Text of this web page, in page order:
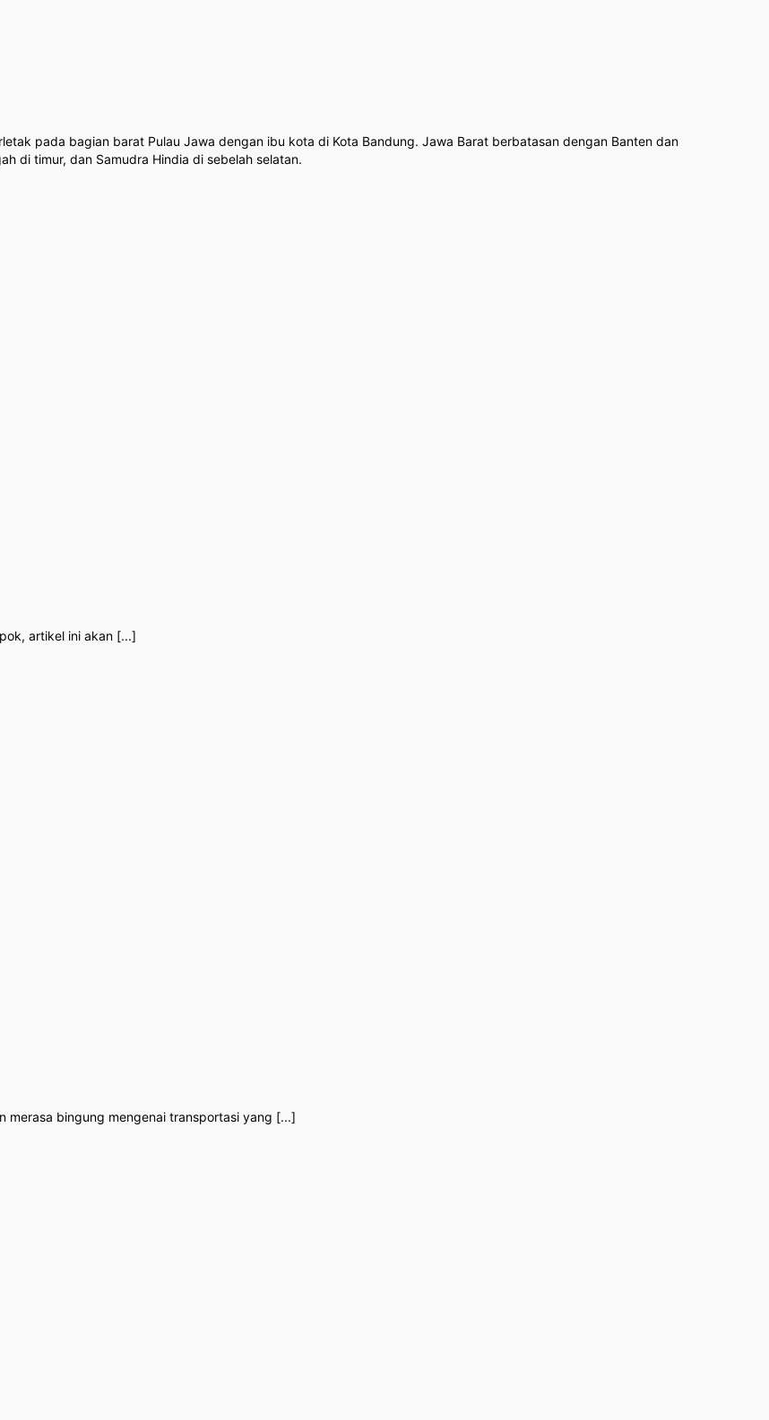
pada bagian barat Pulau Jawa dengan ibu kota di Kota Bandung. Jawa Barat berbatasan dengan Banten dan
di timur, dan Samudra Hindia di sebelah selatan.
artikel ini akan [...]
merasa bingung mengenai transportasi yang [...]